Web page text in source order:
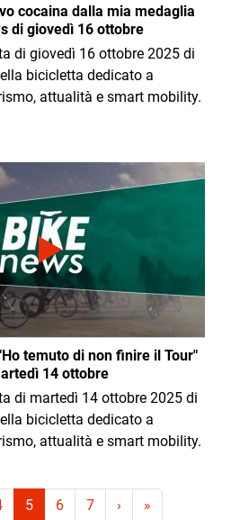
cocaina dalla mia medaglia
di giovedì 16 ottobre
di giovedì 16 ottobre 2025 di
bicicletta dedicato a
attualità e smart mobility.
temuto di non finire il Tour"
14 ottobre
di martedì 14 ottobre 2025 di
bicicletta dedicato a
attualità e smart mobility.
5 6 7 › Pagina successiva
»